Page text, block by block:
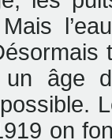
Mais
un âge
on